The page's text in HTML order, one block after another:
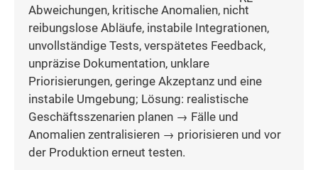
Abweichungen, kritische Anomalien, nicht
reibungslose Abläufe, instabile Integrationen,
unvollständige Tests, verspätetes Feedback,
unpräzise Dokumentation, unklare
Priorisierungen, geringe Akzeptanz und eine
instabile Umgebung; Lösung: realistische
Geschäftsszenarien planen → Fälle und
Anomalien zentralisieren → priorisieren und vor
der Produktion erneut testen.